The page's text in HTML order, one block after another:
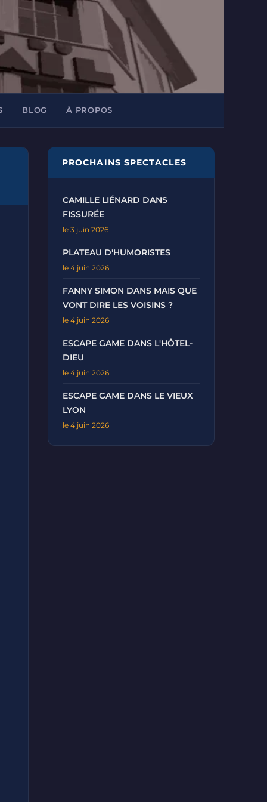
BLOG À PROPOS
PROCHAINS SPECTACLES
CAMILLE LIÉNARD DANS
FISSURÉE
le 3 juin 2026
PLATEAU D'HUMORISTES
le 4 juin 2026
FANNY SIMON DANS MAIS QUE
VONT DIRE LES VOISINS ?
le 4 juin 2026
ESCAPE GAME DANS L'HÔTEL-
DIEU
le 4 juin 2026
ESCAPE GAME DANS LE VIEUX
LYON
le 4 juin 2026